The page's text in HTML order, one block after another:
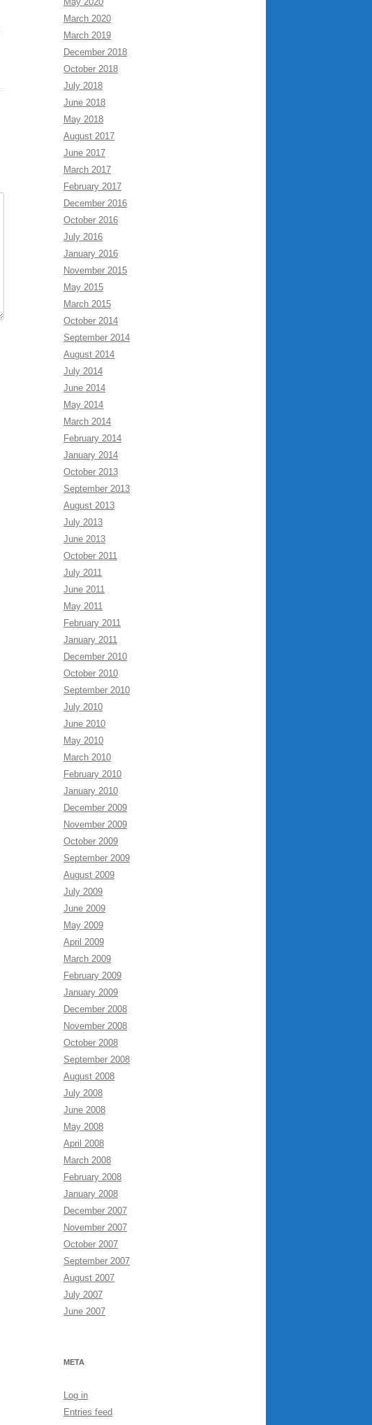
March 2020
March 2019
December 2018
October 2018
July 2018
June 2018
May 2018
August 2017
June 2017
March 2017
February 2017
December 2016
October 2016
July 2016
January 2016
November 2015
May 2015
March 2015
October 2014
September 2014
August 2014
July 2014
June 2014
May 2014
March 2014
February 2014
January 2014
October 2013
September 2013
August 2013
July 2013
June 2013
October 2011
July 2011
June 2011
May 2011
February 2011
January 2011
December 2010
October 2010
September 2010
July 2010
June 2010
May 2010
March 2010
February 2010
January 2010
December 2009
November 2009
October 2009
September 2009
August 2009
July 2009
June 2009
May 2009
April 2009
March 2009
February 2009
January 2009
December 2008
November 2008
October 2008
September 2008
August 2008
July 2008
June 2008
May 2008
April 2008
March 2008
February 2008
January 2008
December 2007
November 2007
October 2007
September 2007
August 2007
July 2007
June 2007
META
Log in
Entries feed